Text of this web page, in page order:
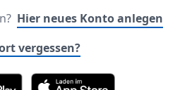
Hier neues Konto anlegen
vergessen?